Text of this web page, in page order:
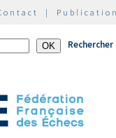
|
Rechercher